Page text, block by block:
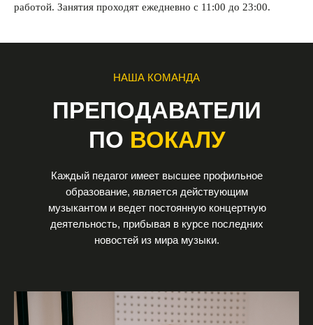
работой. Занятия проходят ежедневно с 11:00 до 23:00.
ПРЕПОДАВАТЕЛИ
ПО ВОКАЛУ
Каждый педагог имеет высшее профильное
образование, является действующим
музыкантом и ведет постоянную концертную
деятельность, прибывая в курсе последних
новостей из мира музыки.
НАША КОМАНДА